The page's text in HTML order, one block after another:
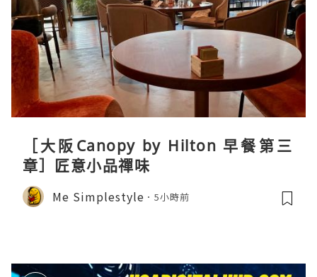
［大阪Canopy by Hilton 早餐第三
章］匠意小品禪味
Me Simplestyle 5小時前